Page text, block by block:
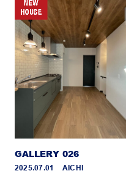
GALLERY 026
2025.07.01 _ AICHI